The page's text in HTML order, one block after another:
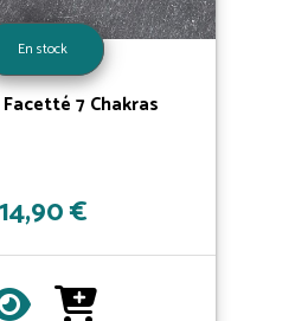
En stock
7 Chakras
14,90 €